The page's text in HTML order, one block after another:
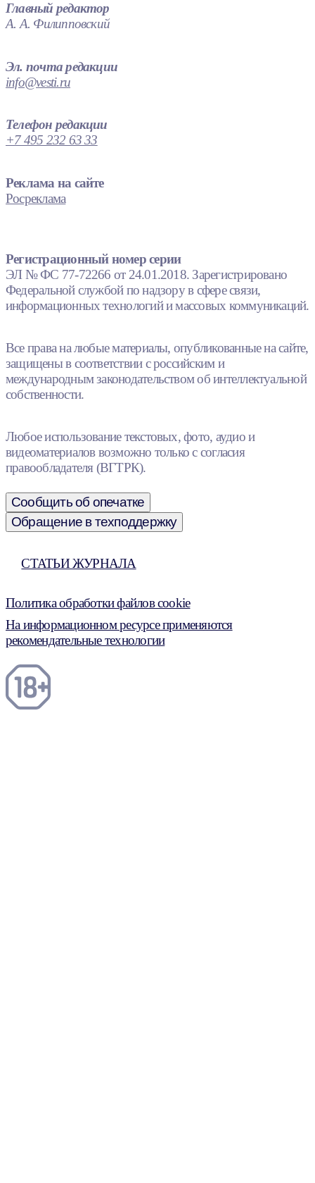
Главный редактор
А. А. Филипповский
Эл. почта редакции
info@vesti.ru
Телефон редакции
+7 495 232 63 33
Реклама на сайте
Росреклама
Регистрационный номер серии
ЭЛ № ФС 77-72266 от 24.01.2018. Зарегистрировано
Федеральной службой по надзору в сфере связи,
информационных технологий и массовых коммуникаций.
Все права на любые материалы, опубликованные на сайте,
защищены в соответствии с российским и
международным законодательством об интеллектуальной
собственности.
Любое использование текстовых, фото, аудио и
видеоматериалов возможно только с согласия
правообладателя (ВГТРК).
Сообщить об опечатке
Обращение в техподдержку
СТАТЬИ ЖУРНАЛА
Политика обработки файлов cookie
На информационном ресурсе применяются
рекомендательные технологии